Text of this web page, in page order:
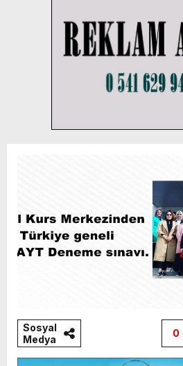
Sosyal
Medya
0